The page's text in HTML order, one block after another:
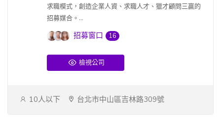
求職模式，創造企業人資、求職人才、獵才顧問三贏的
招募媒合。...
招募窗口 16
檢視公司
10人以下 台北市中山區吉林路309號